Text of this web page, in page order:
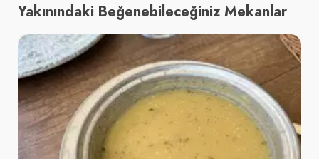
Yakınındaki Beğenebileceğiniz Mekanlar